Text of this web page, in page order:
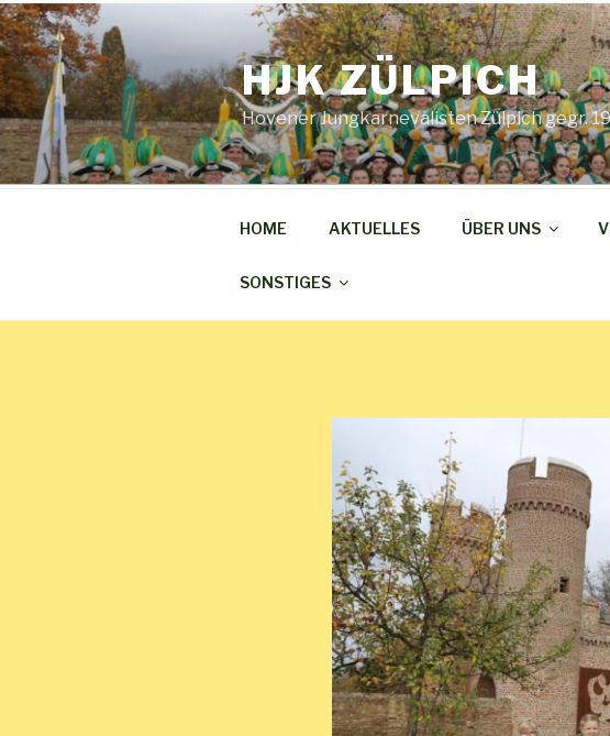
Zum
Inhalt
springen
HJK ZÜLPICH
Hovener Jungkarnevalisten Zülpich gegr.
HOME AKTUELLES ÜBER UNS
SONSTIGES